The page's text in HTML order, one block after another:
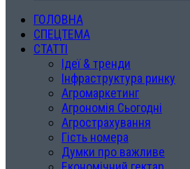
ГОЛОВНА
СПЕЦТЕМА
СТАТТІ
Ідеї & тренди
Інфраструктура ринку
Агромаркетинг
Агрономія Сьогодні
Агрострахування
Гість номера
Думки про важливе